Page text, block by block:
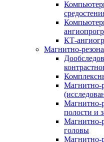
КТ-
Магнитно-
Магнитно-
Магнитно-
полости и
Магнитно-
головы
Магнитно-